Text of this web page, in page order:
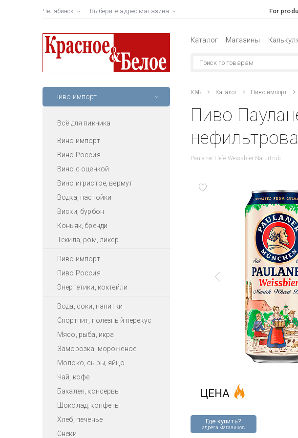
Челябинск Выберите адрес магазина For
Каталог Магазины
Пиво импорт
Всё для пикника
Вино импорт
Вино Россия
Вино с оценкой
Вино игристое, вермут
Водка, настойки
Виски, бурбон
Коньяк, бренди
Текила, ром, ликер
Пиво импорт
Пиво Россия
Энергетики, коктейли
Вода, соки, напитки
Спортпит, полезный перекус
Мясо, рыба, икра
Заморозка, мороженое
Молоко, сыры, яйцо
Чай, кофе
Бакалея, консервы
Шоколад, конфеты
Хлеб, печенье
Снеки
К&Б Каталог Пиво импорт
Пиво
Paulaner Hefe-Weissbier Naturtrub
Где купить?
адреса магазинов
ЦЕНА